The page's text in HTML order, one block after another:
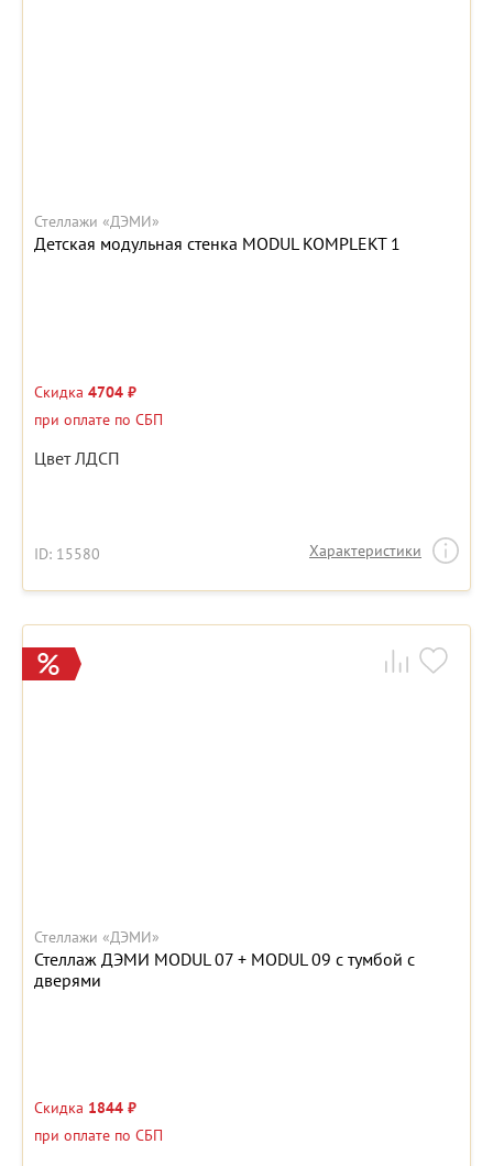
Стеллажи «ДЭМИ»
Детская модульная стенка MODUL KOMPLEKT 1
Скидка 4704 ₽
при оплате по СБП
Цвет ЛДСП
ID: 15580 Характеристики
Стеллажи «ДЭМИ»
Стеллаж ДЭМИ MODUL 07 + MODUL 09 с тумбой с
дверями
Скидка 1844 ₽
при оплате по СБП